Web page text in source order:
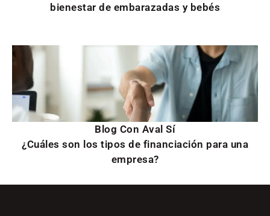
bienestar de embarazadas y bebés
Blog Con Aval Sí
¿Cuáles son los tipos de financiación para una
empresa?